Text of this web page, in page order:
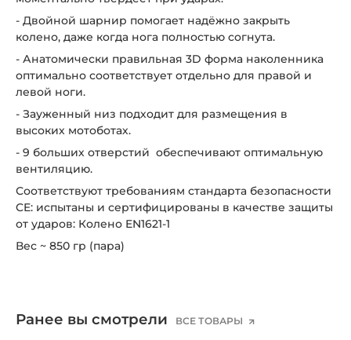
- Двойной шарнир помогает надёжно закрыть
колено, даже когда нога полностью согнута.
- Анатомически правильная 3D форма наколенника
оптимально соответствует отдельно для правой и
левой ноги.
- Зауженный низ подходит для размещения в
высоких мотоботах.
- 9 больших отверстий обеспечивают оптимальную
вентиляцию.
Соответствуют требованиям стандарта безопасности
CE: испытаны и сертифицированы в качестве защиты
от ударов: Колено EN1621-1
Вес ~ 850 гр (пара)
Ранее вы смотрели ВСЕ ТОВАРЫ